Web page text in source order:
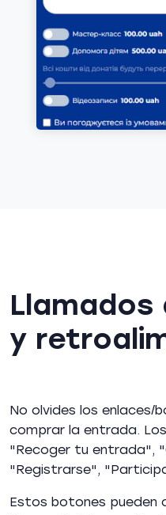
Llamados
y
No olvides los enlaces/
comprar la entrada.
"Recoger tu entrada",
"Registrarse",
Estos botones pueden